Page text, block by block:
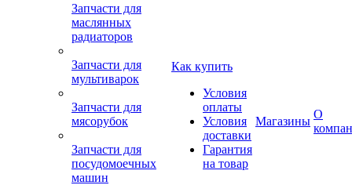
Запчасти для
маслянных
радиаторов
Запчасти для
мультиварок
Запчасти для
мясорубок
Запчасти для
посудомоечных
машин
Как купить
Условия
оплаты
Условия
доставки
Гарантия
на товар
Магазины
О